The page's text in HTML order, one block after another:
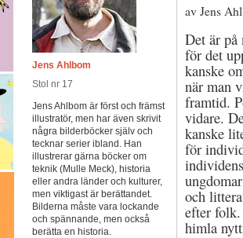
Jens Ahlbom
Stol nr 17
Jens Ahlbom är först och främst
illustratör, men har även skrivit
några bilderböcker själv och
tecknar serier ibland. Han
illustrerar gärna böcker om
teknik (Mulle Meck), historia
eller andra länder och kulturer,
men viktigast är berättandet.
Bilderna måste vara lockande
och spännande, men också
berätta en historia.
av Jens
Det är på
för det
kanske
när man
framtid.
vidare.
kanske
för
och
efter folk.
himla